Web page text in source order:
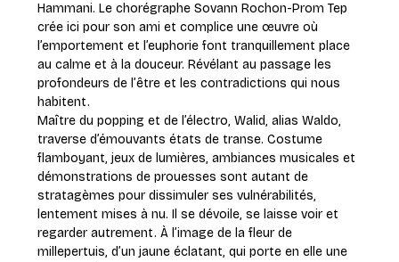
Hammani. Le chorégraphe Sovann Rochon-Prom Tep
crée ici pour son ami et complice une œuvre où
l’emportement et l’euphorie font tranquillement place
au calme et à la douceur. Révélant au passage les
profondeurs de l’être et les contradictions qui nous
habitent.
Maître du popping et de l’électro, Walid, alias Waldo,
traverse d’émouvants états de transe. Costume
flamboyant, jeux de lumières, ambiances musicales et
démonstrations de prouesses sont autant de
stratagèmes pour dissimuler ses vulnérabilités,
lentement mises à nu. Il se dévoile, se laisse voir et
regarder autrement. À l’image de la fleur de
millepertuis, d’un jaune éclatant, qui porte en elle une